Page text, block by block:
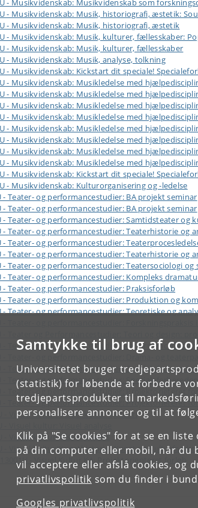
Samtykke til brug af
Universitetet bruger
(statistik) for løbende at forbedre
tredjepartsprodukter til
personalisere annoncer og til at
Klik på "Se cookies" for at se en
på din computer eller mobil, når du
vil acceptere eller afslå cookies, og
privatlivspolitik som du finder i
Googles privatlivspolitik
- Musikvidenskab: Musikvidenskab som
- Musikvidenskab: Musik, historiografi, æstetik:
- Musikvidenskab: Musik, historiografi, æstetik
- Musikvidenskab: Musik, kulturer, fællesskaber:
- Musikvidenskab: Musik, kulturer, fællesskaber
- Musikvidenskab: Musik, analyse, tolkning
- Musikvidenskab: Kickstart dit speciale!
- Musikvidenskab: Musikledelse med
- Musikvidenskab: Musikledelse med
- Musikvidenskab: Musikledelse med
- Musikvidenskab: Musikledelse med
- Musikvidenskab: Musikledelse med
- Musikvidenskab: Musikledelse med
- Musikvidenskab: Musikledelse med
- Musikvidenskab: Musikledelse med
- Musikvidenskab: Kickstart dit speciale!
- Musikvidenskab: Kulturorganisering og -ledelse
- Teater- og performancestudier: BA projekt seminar
- Teater- og performancestudier: BA projekt seminar
- Teater- og performancestudier: Samtidsteater og
- Teater- og performancestudier: Teaterhistorie og
- Teater- og performancestudier:
- Teater- og performancestudier: Teaterhistorie og
- Teater- og performancestudier: Teatersociologi
- Teater- og performancestudier: Kompleks
- Teater- og performancestudier: Praksisforløb
- Teater- og performancestudier: Produktion og
- Teater- og performancestudier: Teoretiske og
- Teater og Performancestudier:
- Teater- og performancestudier: Drama- og
- Teater- og performancestudier:
- Teater- og performancestudier:
- Teater- og performancestudier: Projektorieteret
- Teater- og performancestudier: Projektorieteret
- Visuel kultur: Visuel kultur og teori
- Visuel kultur: Visuel praksis
- Visuel kultur/Kunsthistorie -Kunst og
- Visuel Kultur KA: Projektorienteret forløb